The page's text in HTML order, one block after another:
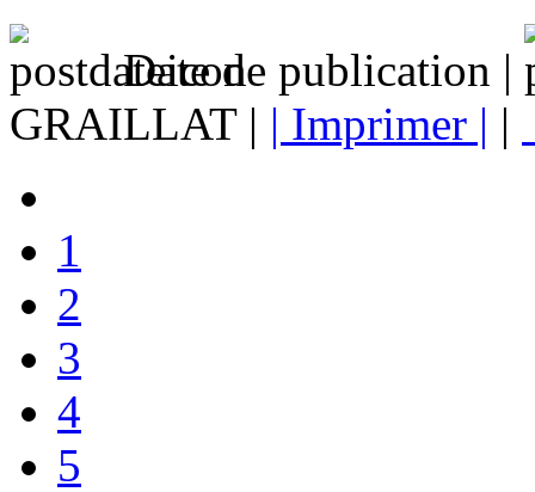
Date de publication |
GRAILLAT | | Imprimer | |
1
2
3
4
5